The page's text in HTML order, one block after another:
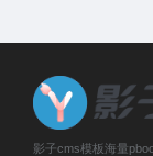
影子cms模板海量